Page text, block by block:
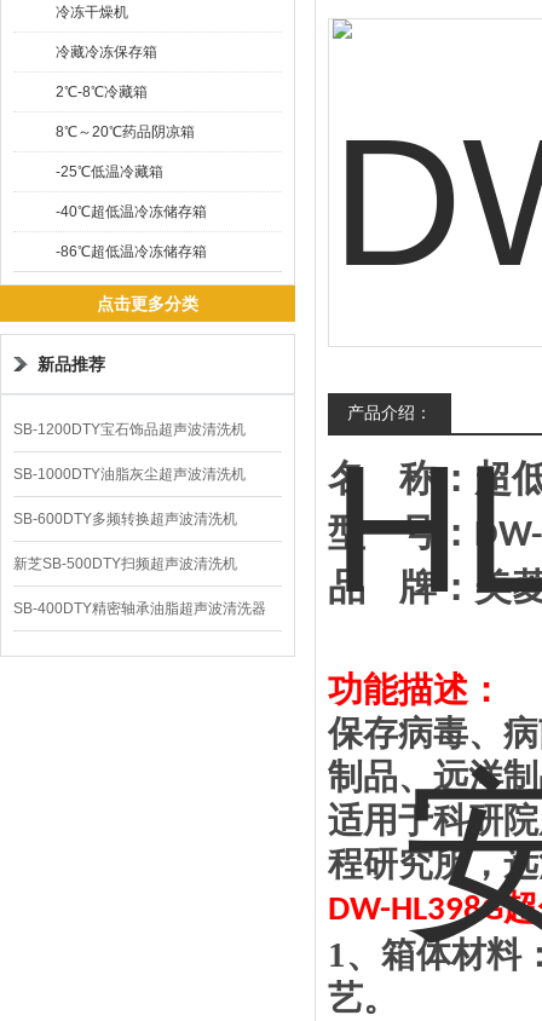
冷冻干燥机
冷藏冷冻保存箱
2℃-8℃冷藏箱
8℃～20℃药品阴凉箱
-25℃低温冷藏箱
-40℃超低温冷冻储存箱
-86℃超低温冷冻储存箱
点击更多分类
新品推荐
SB-1200DTY宝石饰品超声波清洗机
SB-1000DTY油脂灰尘超声波清洗机
SB-600DTY多频转换超声波清洗机
新芝SB-500DTY扫频超声波清洗机
SB-400DTY精密轴承油脂超声波清洗器
产品介绍：
名
称：超
型
号： DW-
品 牌：美
功能描述：
保存病毒、
制品、远洋
适用于科研
程研究所，
DW-HL398G
1、箱体材料
艺。